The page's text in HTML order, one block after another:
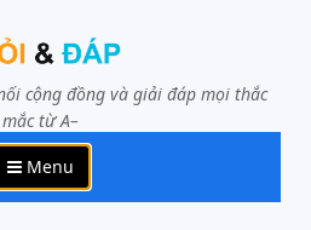
cộng đồng và giải đáp mọi thắc
mắc từ A–
Menu